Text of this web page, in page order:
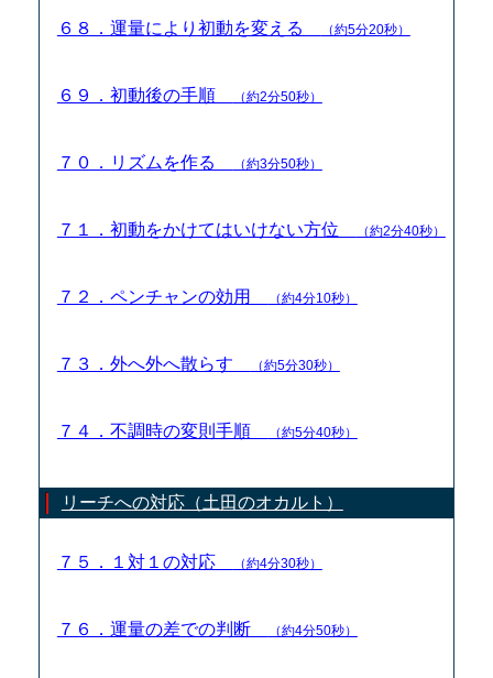
６８．運量により初動を変える （約5分20秒）
６９．初動後の手順 （約2分50秒）
７０．リズムを作る （約3分50秒）
７１．初動をかけてはいけない方位 （約2分40秒）
７２．ペンチャンの効用 （約4分10秒）
７３．外へ外へ散らす （約5分30秒）
７４．不調時の変則手順 （約5分40秒）
リーチへの対応（土田のオカルト）
７５．１対１の対応 （約4分30秒）
７６．運量の差での判断 （約4分50秒）